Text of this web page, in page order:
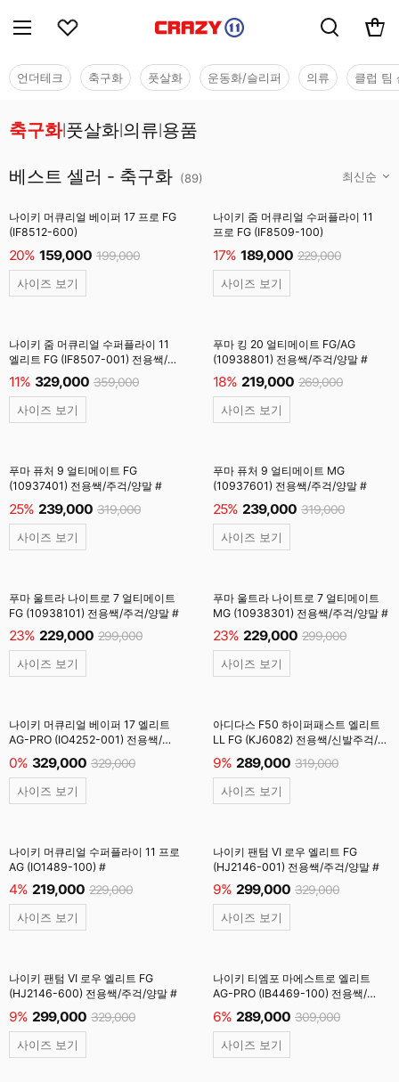
언더테크 축구화 풋살화 운동화/슬리퍼 의류 클럽 팀
축구화| 풋살화 의류 용품
베스트 셀러 - 축구화 (89)
나이키 머큐리얼 베이퍼 17 프로 FG
(IF8512-600)
20% 159,000 199,000
사이즈 보기
나이키 줌 머큐리얼 수퍼플라이 11
프로 FG (IF8509-100)
17% 189,000 229,000
사이즈 보기
나이키 줌 머큐리얼 수퍼플라이 11
엘리트 FG (IF8507-001) 전용쌕/
인솔/주걱/양말 #
11% 329,000 359,000
사이즈 보기
푸마 킹 20 얼티메이트 FG/AG
(10938801) 전용쌕/주걱/양말 #
18% 219,000 269,000
사이즈 보기
푸마 퓨처 9 얼티메이트 FG
(10937401) 전용쌕/주걱/양말 #
25% 239,000 319,000
사이즈 보기
푸마 퓨처 9 얼티메이트 MG
(10937601) 전용쌕/주걱/양말 #
25% 239,000 319,000
사이즈 보기
푸마 울트라 나이트로 7 얼티메이트
FG (10938101) 전용쌕/주걱/양말 #
23% 229,000 299,000
사이즈 보기
푸마 울트라 나이트로 7 얼티메이트
MG (10938301) 전용쌕/주걱/양말 #
23% 229,000 299,000
사이즈 보기
나이키 머큐리얼 베이퍼 17 엘리트
AG-PRO (IO4252-001) 전용쌕/
주걱/양말 #
0% 329,000 329,000
사이즈 보기
아디다스 F50 하이퍼패스트 엘리트
LL FG (KJ6082) 전용쌕/신발주걱/
양말 #
9% 289,000 319,000
사이즈 보기
나이키 머큐리얼 수퍼플라이 11 프로
AG (IO1489-100) #
4% 219,000 229,000
사이즈 보기
나이키 팬텀 VI 로우 엘리트 FG
(HJ2146-001) 전용쌕/주걱/양말 #
9% 299,000 329,000
사이즈 보기
나이키 팬텀 VI 로우 엘리트 FG
(HJ2146-600) 전용쌕/주걱/양말 #
9% 299,000 329,000
사이즈 보기
나이키 티엠포 마에스트로 엘리트
AG-PRO (IB4469-100) 전용쌕/
주걱/양말 #
6% 289,000 309,000
사이즈 보기